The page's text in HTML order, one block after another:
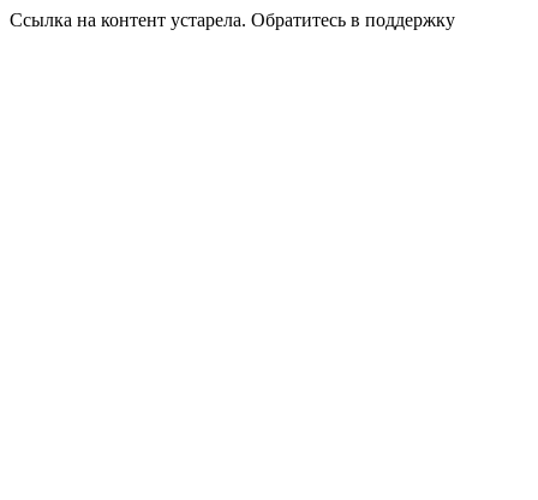
Ссылка на контент устарела. Обратитесь в поддержку